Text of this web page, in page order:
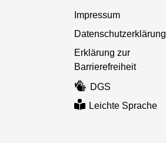
Impressum
Datenschutzerklärung
Erklärung zur
Barrierefreiheit
DGS
Leichte Sprache